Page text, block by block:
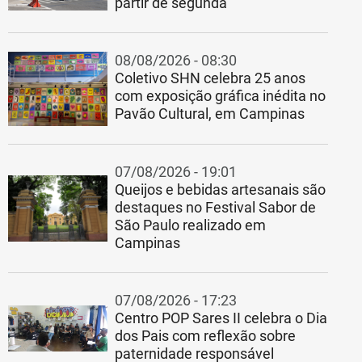
Escolas
08/08/2026 - 08:30
Coletivo SHN celebra 25 anos
com exposição gráfica inédita no
Pavão Cultural, em Campinas
07/08/2026 - 19:01
Queijos e bebidas artesanais são
destaques no Festival Sabor de
São Paulo realizado em
Campinas
07/08/2026 - 17:23
Centro POP Sares II celebra o Dia
dos Pais com reflexão sobre
paternidade responsável